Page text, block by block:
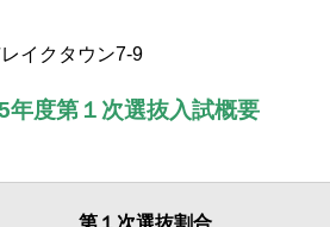
イクタウン7-9
年度第１次選抜入試概要